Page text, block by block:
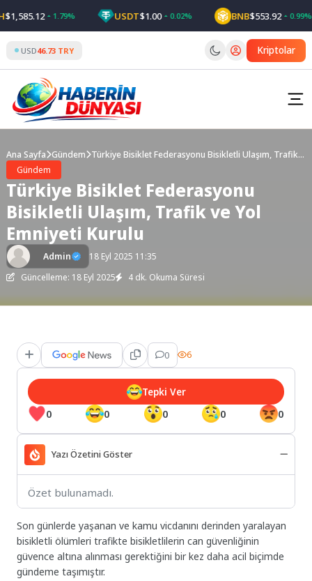
to
content
1.79% USDT$1.00 0.02% BNB$553.92 0.99%
USD46.73 TRY Kriptolar
Ana Sayfa Gündem Türkiye Bisiklet Federasyonu Bisikletli Ulaşım, Trafik
Gündem
Türkiye Bisiklet Federasyonu
Bisikletli Ulaşım, Trafik ve Yol
Emniyeti Kurulu
Admin
18 Eyl 2025 11:35
Güncelleme: 18 Eyl 2025
4 dk. Okuma Süresi
0 6
0 0 0 0 0
Tepki Ver
Yazı Özetini Göster
Özet bulunamadı.
Son günlerde yaşanan ve kamu vicdanını derinden yaralayan
bisikletli ölümleri trafikte bisikletlilerin can güvenliğinin
güvence altına alınması gerektiğini bir kez daha acil biçimde
gündeme taşımıştır.